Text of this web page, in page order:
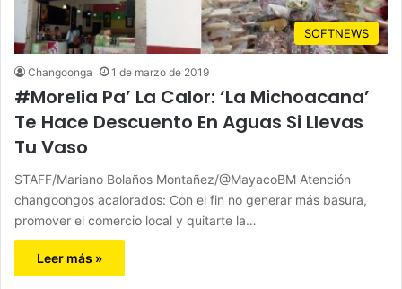
SOFTNEWS
Changoonga 1 de marzo de 2019
#Morelia Pa’ La Calor: ‘La Michoacana’
Te Hace Descuento En Aguas Si Llevas
Tu Vaso
STAFF/Mariano Bolaños Montañez/@MayacoBM Atención
changoongos acalorados: Con el fin no generar más basura,
promover el comercio local y quitarte la…
Leer más »